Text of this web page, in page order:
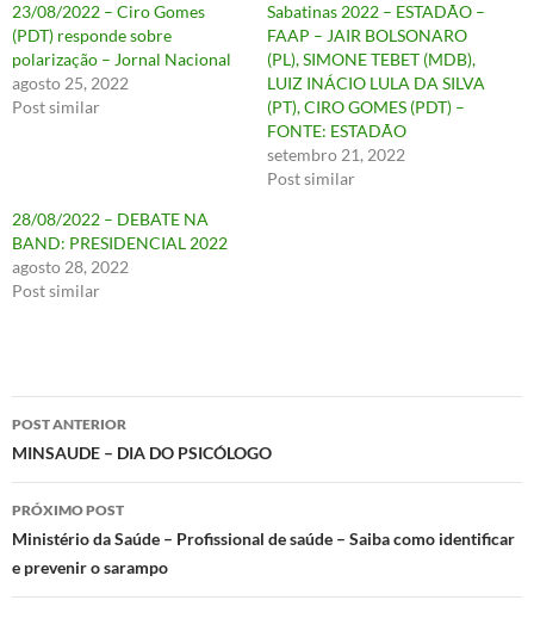
23/08/2022 – Ciro Gomes
(PDT) responde sobre
polarização – Jornal Nacional
agosto 25, 2022
Post similar
Sabatinas 2022 – ESTADÃO –
FAAP – JAIR BOLSONARO
(PL), SIMONE TEBET (MDB),
LUIZ INÁCIO LULA DA SILVA
(PT), CIRO GOMES (PDT) –
FONTE: ESTADÃO
setembro 21, 2022
Post similar
28/08/2022 – DEBATE NA
BAND: PRESIDENCIAL 2022
agosto 28, 2022
Post similar
Navegação
de
posts
POST ANTERIOR
MINSAUDE – DIA DO PSICÓLOGO
PRÓXIMO POST
Ministério da Saúde – Profissional de saúde – Saiba como identificar
e prevenir o sarampo